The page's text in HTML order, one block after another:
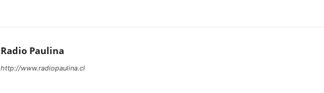
Radio Paulina
http://www.radiopaulina.cl